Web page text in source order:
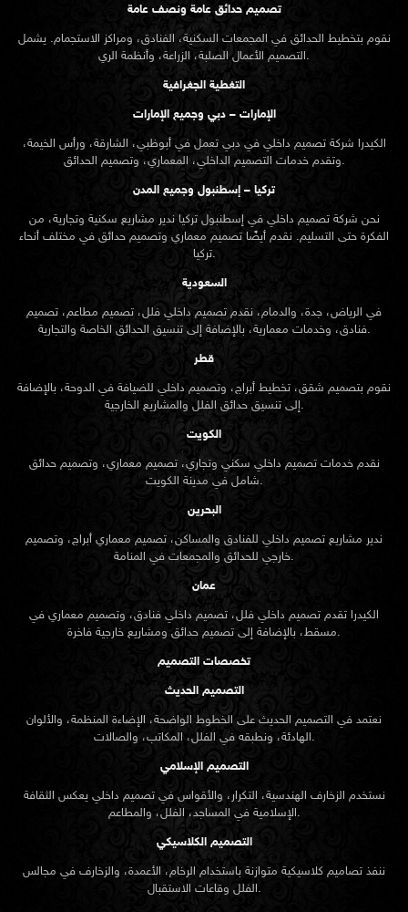
تصميم حدائق عامة ونصف عامة
نقوم بتخطيط الحدائق في المجمعات السكنية، الفنادق، ومراكز الاستجمام. يشمل
التصميم الأعمال الصلبة، الزراعة، وأنظمة الري.
التغطية الجغرافية
الإمارات – دبي وجميع الإمارات
الكيدرا شركة تصميم داخلي في دبي تعمل في أبوظبي، الشارقة، ورأس الخيمة،
وتقدم خدمات التصميم الداخلي، المعماري، وتصميم الحدائق.
تركيا – إسطنبول وجميع المدن
نحن شركة تصميم داخلي في إسطنبول تركيا ندير مشاريع سكنية وتجارية، من
الفكرة حتى التسليم. نقدم أيضًا تصميم معماري وتصميم حدائق في مختلف أنحاء
تركيا.
السعودية
في الرياض، جدة، والدمام، نقدم تصميم داخلي فلل، تصميم مطاعم، تصميم
فنادق، وخدمات معمارية، بالإضافة إلى تنسيق الحدائق الخاصة والتجارية.
قطر
نقوم بتصميم شقق، تخطيط أبراج، وتصميم داخلي للضيافة في الدوحة، بالإضافة
إلى تنسيق حدائق الفلل والمشاريع الخارجية.
الكويت
نقدم خدمات تصميم داخلي سكني وتجاري، تصميم معماري، وتصميم حدائق
شامل في مدينة الكويت.
البحرين
ندير مشاريع تصميم داخلي للفنادق والمساكن، تصميم معماري أبراج، وتصميم
خارجي للحدائق والمجمعات في المنامة.
عمان
الكيدرا تقدم تصميم داخلي فلل، تصميم داخلي فنادق، وتصميم معماري في
مسقط، بالإضافة إلى تصميم حدائق ومشاريع خارجية فاخرة.
تخصصات التصميم
التصميم الحديث
نعتمد في التصميم الحديث على الخطوط الواضحة، الإضاءة المنظمة، والألوان
الهادئة، ونطبقه في الفلل، المكاتب، والصالات.
التصميم الإسلامي
نستخدم الزخارف الهندسية، التكرار، والأقواس في تصميم داخلي يعكس الثقافة
الإسلامية في المساجد، الفلل، والمطاعم.
التصميم الكلاسيكي
ننفذ تصاميم كلاسيكية متوازنة باستخدام الرخام، الأعمدة، والزخارف في مجالس
الفلل وقاعات الاستقبال.